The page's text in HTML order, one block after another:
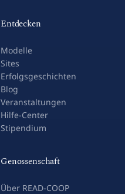
Entdecken
Modelle
Sites
Erfolgsgeschichten
Blog
Veranstaltungen
Hilfe-Center
Stipendium
Genossenschaft
Über READ-COOP